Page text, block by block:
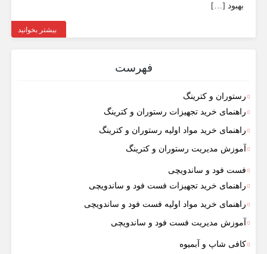
بهبود […]
بیشتر بخوانید
فهرست
رستوران و کترینگ
راهنمای خرید تجهیزات رستوران و کترینگ
راهنمای خرید مواد اولیه رستوران و کترینگ
آموزش مدیریت رستوران و کترینگ
فست فود و ساندویچی
راهنمای خرید تجهیزات فست فود و ساندویچی
راهنمای خرید مواد اولیه فست فود و ساندویچی
آموزش مدیریت فست فود و ساندویچی
کافی شاپ و آبمیوه